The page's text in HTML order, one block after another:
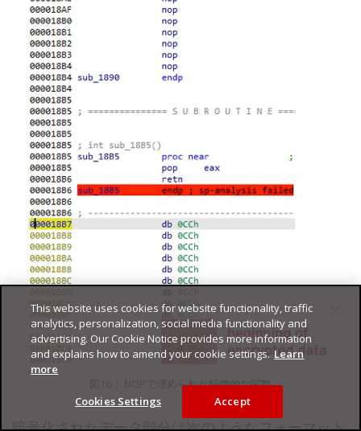
図16： NOPで埋められた特徴的な関数
暗号化されたデータ部分は次のようなフォーマット
This website uses cookies for website functionality, traffic
analytics, personalization, social media functionality and
advertising. Our Cookie Notice provides more information
and explains how to amend your cookie settings. Learn
more
Cookies Settings Accept